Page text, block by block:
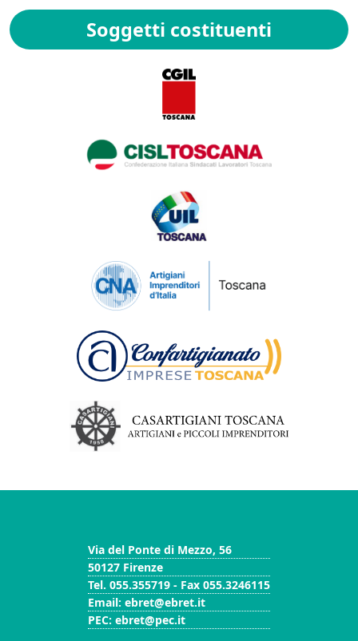
Soggetti costituenti
Via del Ponte di Mezzo, 56
50127 Firenze
Tel. 055.355719 - Fax 055.3246115
Email: ebret@ebret.it
PEC: ebret@pec.it